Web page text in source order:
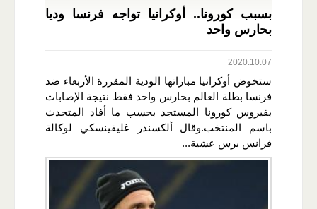
بسبب كورونا.. أوكرانيا تواجه فرنسا وديا
بحارس واحد
2020.10.07
ستخوض أوكرانيا مباراتها الودية المقررة الأربعاء ضد
فرنسا بطلة العالم بحارس واحد فقط نتيجة الإصابات
بفيروس كورونا المستجد بحسب ما أفاد المتحدث
باسم المنتخب.وقال ألكسندر غليفينسكي لوكالة
فرانس برس عشية...